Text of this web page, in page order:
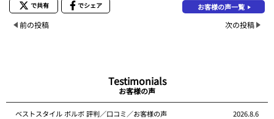
で共有 でシェア お客様の声一覧
前の投稿 次の投稿
Testimonials
お客様の声
ベストスタイル ボルボ 評判／口コミ／お客様の声 2026.8.6